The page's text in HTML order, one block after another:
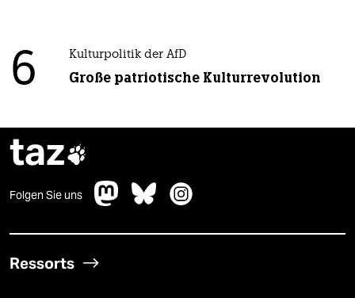
6 Kulturpolitik der AfD
Große patriotische Kulturrevolution
taz
Folgen Sie uns
Ressorts